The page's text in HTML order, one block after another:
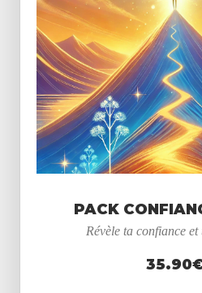
PACK
Révèle ta confiance